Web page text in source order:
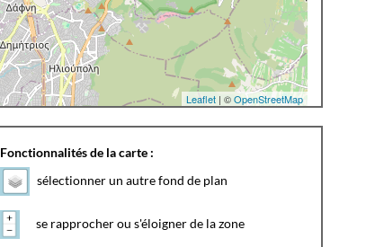
Leaflet| ©OpenStreetMap
Fonctionnalités de la carte :
sélectionner un autre fond de plan
se rapprocher ou s'éloigner de la zone